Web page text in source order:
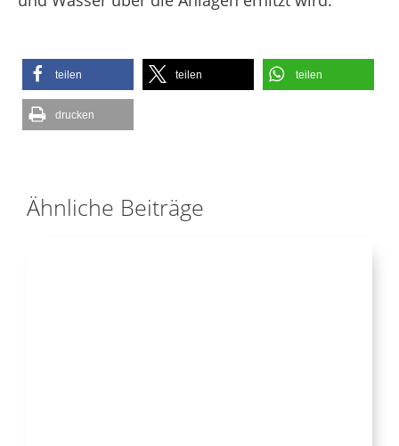
teilen teilen teilen
drucken
Ähnliche Beiträge